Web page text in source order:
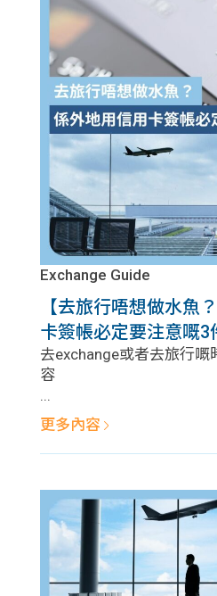
Exchange Guide
【去旅行唔想做水魚
卡簽帳必定要注意嘅3
去exchange或者去旅行嘅
容
...
更多內容